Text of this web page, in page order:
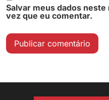
Salvar meus dados
vez que eu comentar.